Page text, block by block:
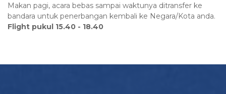
Makan pagi, acara bebas sampai waktunya ditransfer ke
bandara untuk penerbangan kembali ke Negara/Kota anda.
Flight pukul 15.40 - 18.40